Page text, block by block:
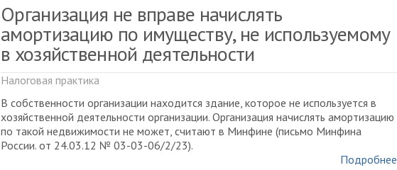
Организация не вправе начислять
амортизацию по имуществу, не используемому
в хозяйственной деятельности
Налоговая практика
В собственности организации находится здание, которое не используется в
хозяйственной деятельности организации. Организация начислять амортизацию
по такой недвижимости не может, считают в Минфине (письмо Минфина
России. от 24.03.12 № 03-03-06/2/23).
Подробнее